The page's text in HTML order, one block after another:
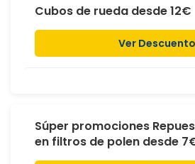
Cubos de rueda desde 12€
Ver Descuento
Súper promociones
en filtros de polen desde